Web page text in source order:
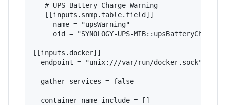
   # UPS Battery Charge Warning
   [[inputs.snmp.table.field]]
     name = "upsWarning"
oid = "SYNOLOGY-UPS-
[[inputs.docker]]
  endpoint = "unix:///var/run/docker.sock"
  gather_services = false
  container_name_include = []